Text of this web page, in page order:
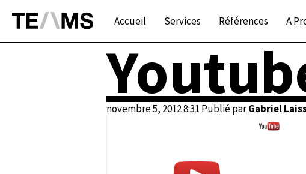
novembre 5, 2012 8:31 Publié parGabriel
Accueil Services Références A